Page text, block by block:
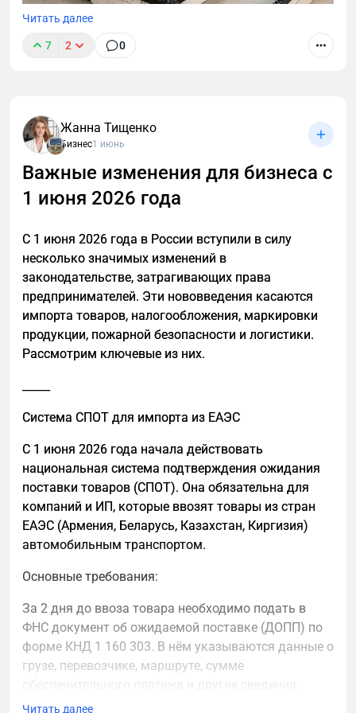
HowTo для пошаговых инструкций;
Article для статей;
3. Учет голосового и мобильного сценария
В голосовом поиске пользователь формулирует
запросы иначе. Они звучат как живые вопросы, а
не как набор ключевых слов.
используем естественный язык в заголовках
даем один четкий ответ на один запрос;
избегаем переоптимизированных
формулировок, которые плохо
воспринимаются на слух.
Как подготовить сайт к GEO
1. Сущности и контекст: кто вы и о чем сайт
Нейросети работают не с ключевыми словами, а с
сущностями. Для GEO важно, чтобы компания,
продукт и тематика были описаны однозначно и
без размытых формулировок.
Для этого необходимо:
деятельности;
иметь отдельную страницу «О компании»;
создавать страницы под ключевые услуги;
материалы, критерии выбора и монтаж. Защита
деталей от царапин.
Читать далее
7 2 0
Жанна Тищенко
Бизнес1 июнь
Важные изменения для бизнеса с
1 июня 2026 года
С 1 июня 2026 года в России вступили в силу
несколько значимых изменений в
законодательстве, затрагивающих права
предпринимателей. Эти нововведения касаются
импорта товаров, налогообложения, маркировки
продукции, пожарной безопасности и логистики.
Рассмотрим ключевые из них.
Система СПОТ для импорта из ЕАЭС
С 1 июня 2026 года начала действовать
национальная система подтверждения ожидания
поставки товаров (СПОТ). Она обязательна для
компаний и ИП, которые ввозят товары из стран
ЕАЭС (Армения, Беларусь, Казахстан, Киргизия)
автомобильным транспортом.
Основные требования:
За 2 дня до ввоза товара необходимо подать в
ФНС документ об ожидаемой поставке (ДОПП) по
форме КНД 1 160 303. В нём указываются данные о
грузе, перевозчике, маршруте, сумме
Читать далее